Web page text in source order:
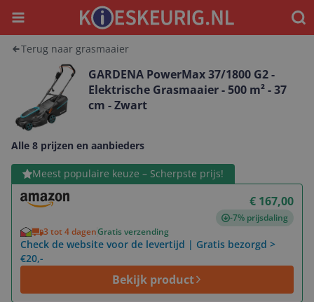
Menu
Terug naar grasmaaier
GARDENA PowerMax 37/1800 G2 -
Elektrische Grasmaaier - 500 m² - 37
cm - Zwart
Alle 8 prijzen en aanbieders
Meest populaire keuze – Scherpste prijs!
€ 167,00
-7% prijsdaling
3 tot 4 dagenGratis verzending
Check de website voor de levertijd | Gratis bezorgd >
€20,-
Bekijk product
Bekijk product